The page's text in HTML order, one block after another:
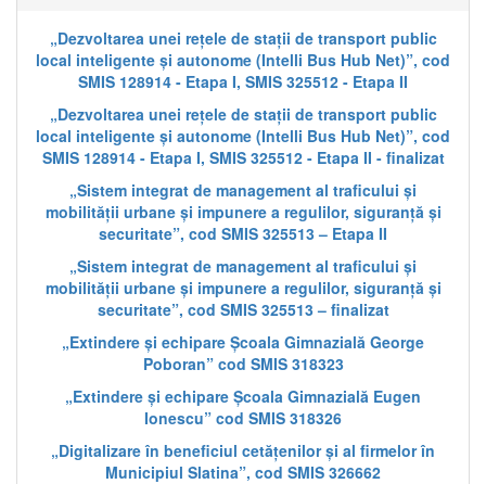
„Dezvoltarea unei rețele de stații de transport public
local inteligente și autonome (Intelli Bus Hub Net)”, cod
SMIS 128914 - Etapa I, SMIS 325512 - Etapa II
„Dezvoltarea unei rețele de stații de transport public
local inteligente și autonome (Intelli Bus Hub Net)”, cod
SMIS 128914 - Etapa I, SMIS 325512 - Etapa II - finalizat
„Sistem integrat de management al traficului și
mobilității urbane și impunere a regulilor, siguranță și
securitate”, cod SMIS 325513 – Etapa II
„Sistem integrat de management al traficului și
mobilității urbane și impunere a regulilor, siguranță și
securitate”, cod SMIS 325513 – finalizat
„Extindere și echipare Școala Gimnazială George
Poboran” cod SMIS 318323
„Extindere și echipare Școala Gimnazială Eugen
Ionescu” cod SMIS 318326
„Digitalizare în beneficiul cetățenilor și al firmelor în
Municipiul Slatina”, cod SMIS 326662